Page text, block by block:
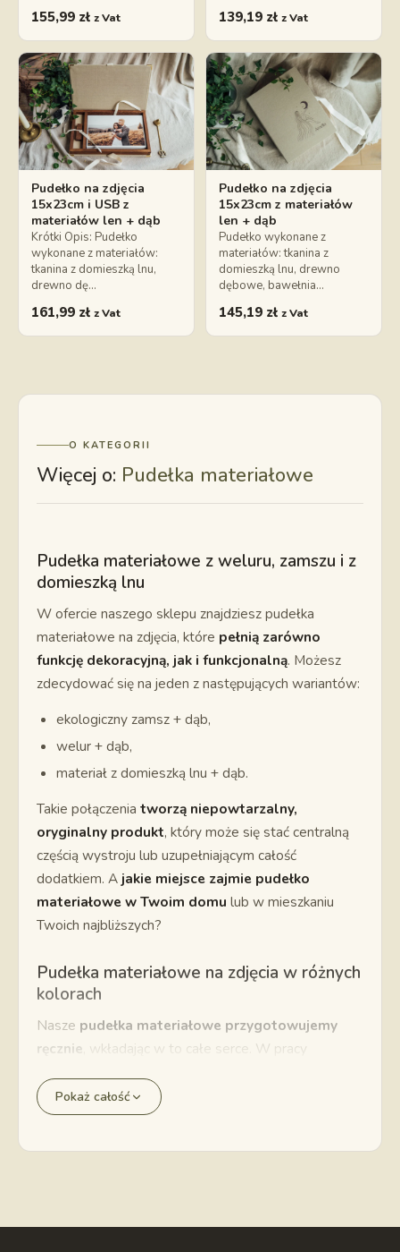
155,99 zł z Vat 139,19 zł z Vat
Pudełko na zdjęcia
15x23cm i USB z
materiałów len + dąb
Krótki Opis: Pudełko
wykonane z materiałów:
tkanina z domieszką lnu,
drewno dę…
161,99 zł z Vat
Pudełko na zdjęcia
15x23cm z materiałów
len + dąb
Pudełko wykonane z
materiałów: tkanina z
domieszką lnu, drewno
dębowe, bawełnia…
145,19 zł z Vat
O KATEGORII
Więcej o: Pudełka materiałowe
Pudełka materiałowe z weluru, zamszu i z
domieszką lnu
W ofercie naszego sklepu znajdziesz pudełka
materiałowe na zdjęcia, które pełnią zarówno
funkcję dekoracyjną, jak i funkcjonalną. Możesz
zdecydować się na jeden z następujących wariantów:
ekologiczny zamsz + dąb,
welur + dąb,
materiał z domieszką lnu + dąb.
Takie połączenia tworzą niepowtarzalny,
oryginalny produkt, który może się stać centralną
częścią wystroju lub uzupełniającym całość
dodatkiem. A jakie miejsce zajmie pudełko
materiałowe w Twoim domu lub w mieszkaniu
Twoich najbliższych?
Pudełka materiałowe na zdjęcia w różnych
kolorach
Nasze pudełka materiałowe przygotowujemy
ręcznie , wkładając w to całe serce. W pracy
dlatego poza zróżnicowanymi materiałami oferujemy
takżeszeroki wybór kolorów
słoniowej, a także… cukierkowego różu,
Pokaż całość